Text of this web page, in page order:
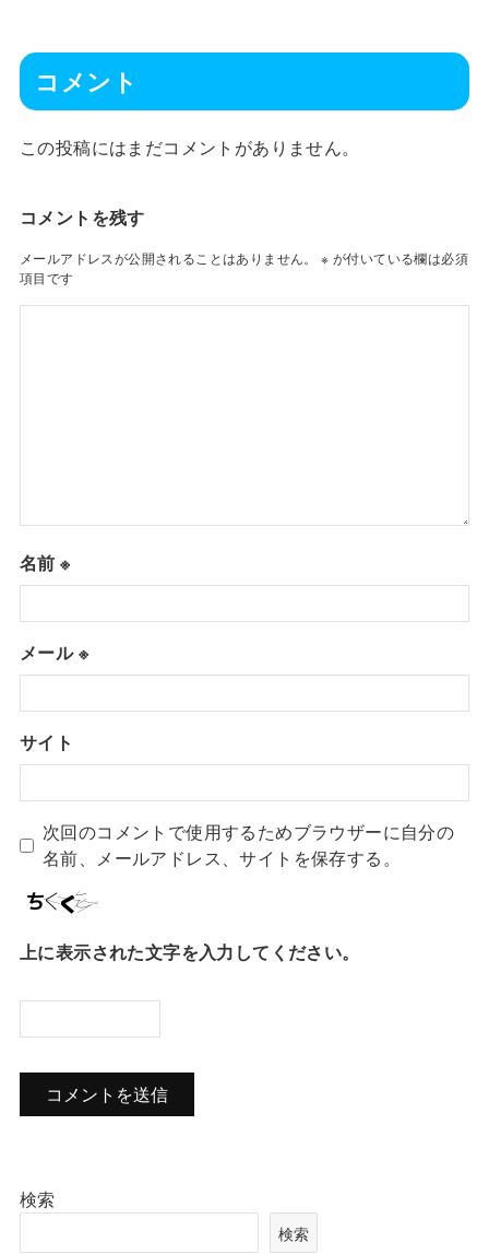
コメント
この投稿にはまだコメントがありません。
コメントを残す
メールアドレスが公開されることはありません。 ※ が付いている欄は必須
項目です
名前※
メール※
サイト
次回のコメントで使用するためブラウザーに自分の
名前、メールアドレス、サイトを保存する。
上に表示された文字を入力してください。
検索
検索